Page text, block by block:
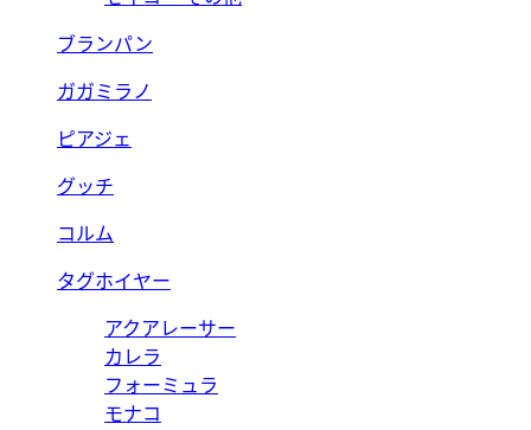
ブランパン
ガガミラノ
ピアジェ
グッチ
コルム
タグホイヤー
アクアレーサー
カレラ
フォーミュラ
モナコ